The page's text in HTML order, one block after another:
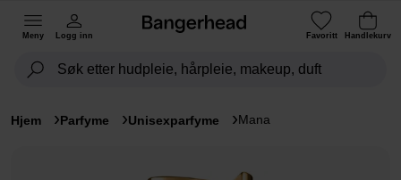
Meny Logg inn Favoritt Handlekurv
Hjem Parfyme Unisexparfyme Mana